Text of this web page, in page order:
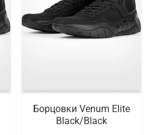
Борцовки Venum Elite
Black/Black